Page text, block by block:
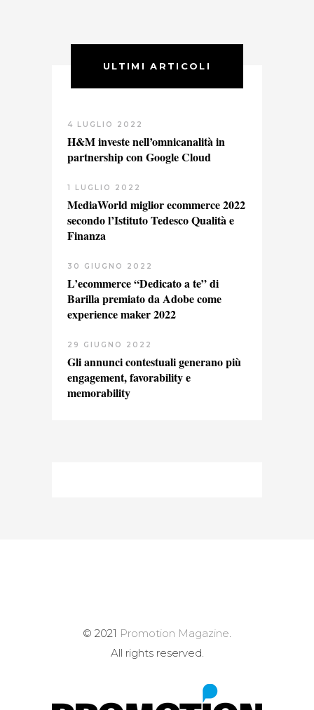
ULTIMI ARTICOLI
4 LUGLIO 2022
H&M investe nell’omnicanalità in
partnership con Google Cloud
1 LUGLIO 2022
MediaWorld miglior ecommerce 2022
secondo l’Istituto Tedesco Qualità e
Finanza
30 GIUGNO 2022
L’ecommerce “Dedicato a te” di
Barilla premiato da Adobe come
experience maker 2022
29 GIUGNO 2022
Gli annunci contestuali generano più
engagement, favorability e
memorability
© 2021 Promotion Magazine
All rights reserved.